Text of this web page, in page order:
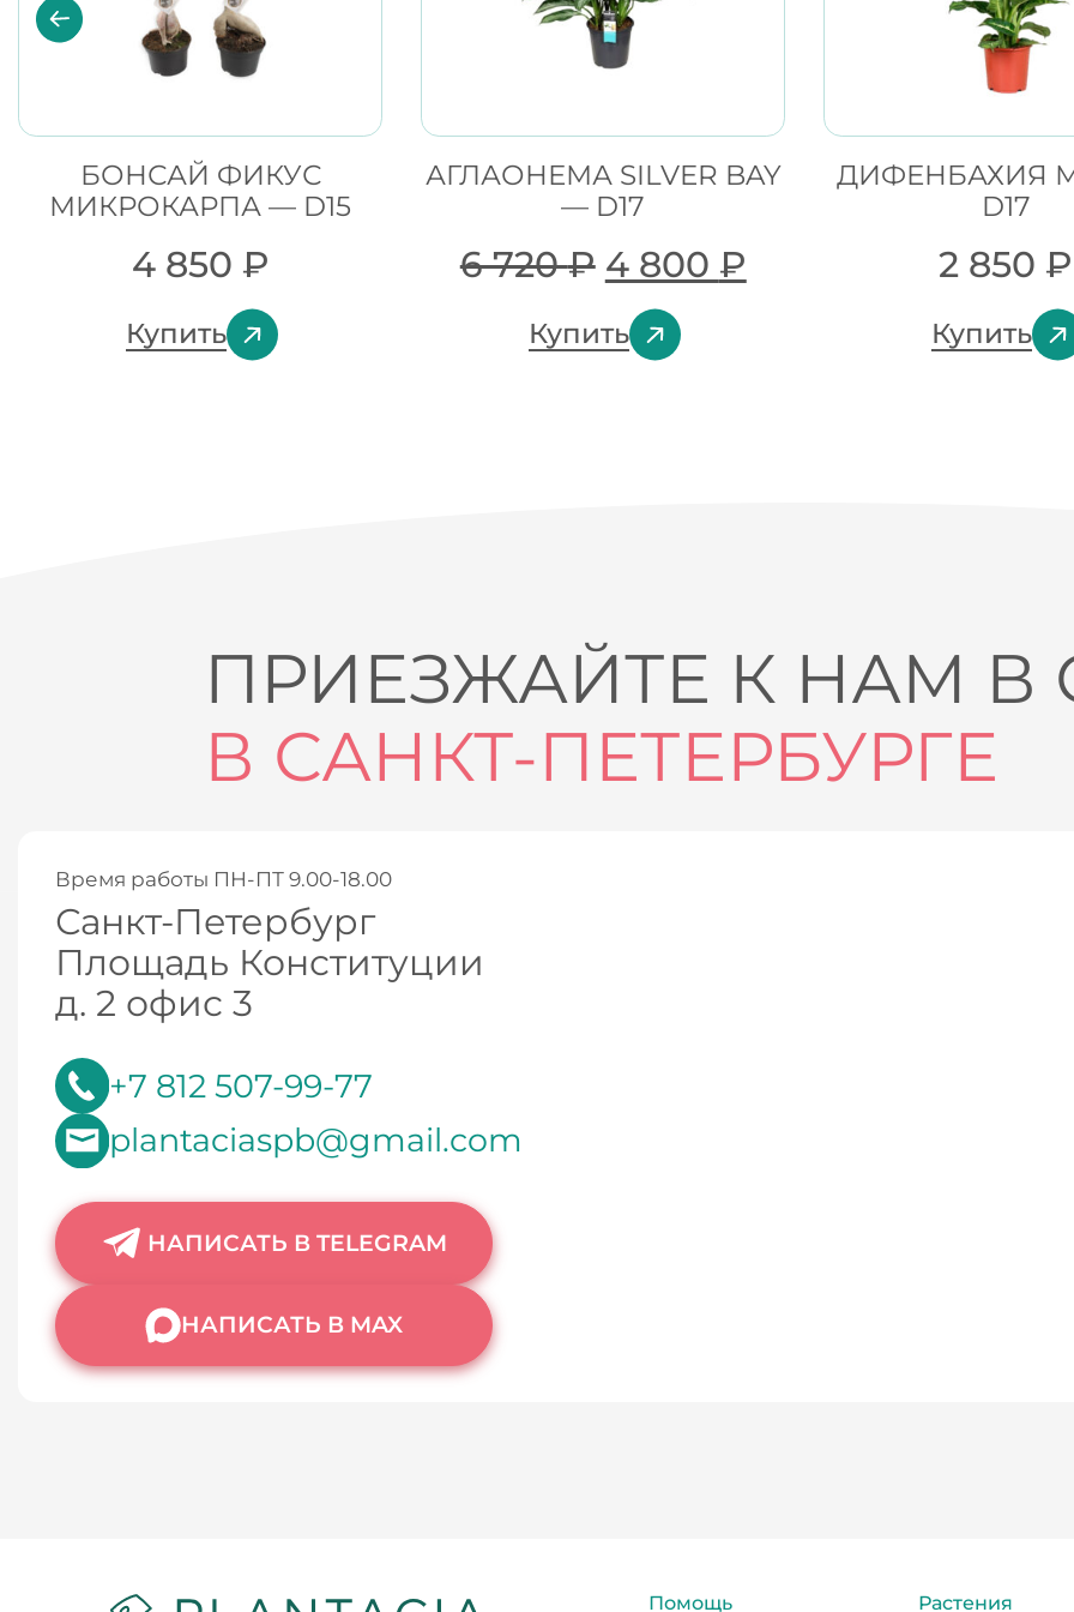
БОНСАЙ ФИКУС
МИКРОКАРПА — D15
4 850 ₽
Купить
АГЛАОНЕМА SILVER BAY
— D17
6 720₽ 4 800 ₽
Купить
ДИФЕНБАХИЯ
D17
2 850 ₽
Купить
ПРИЕЗЖАЙТЕ К НАМ В
В САНКТ-ПЕТЕРБУРГЕ
Время работы ПН-ПТ 9.00-18.00
Санкт-Петербург
Площадь Конституции
д. 2 офис 3
+7 812 507-99-77
plantaciaspb@gmail.com
НАПИСАТЬ В TELEGRAM
НАПИСАТЬ В MAX
Помощь Растения